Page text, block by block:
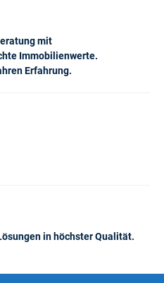
mit
Immobilienwerte.
Erfahrung.
in höchster Qualität.